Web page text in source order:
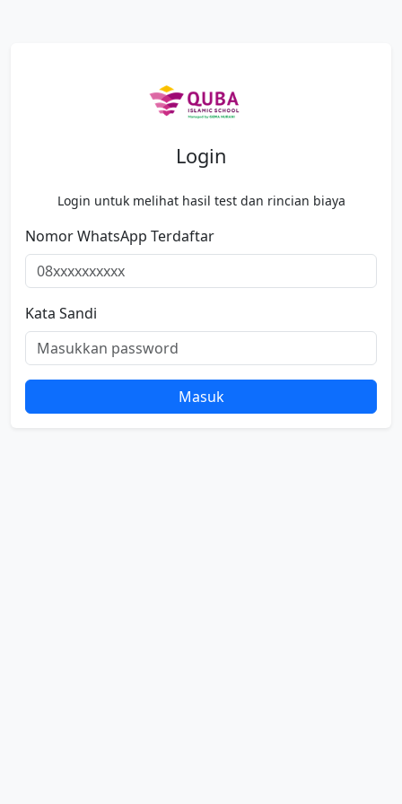
Login
Login untuk melihat hasil test dan rincian biaya
Nomor WhatsApp Terdaftar
Kata Sandi
Masuk